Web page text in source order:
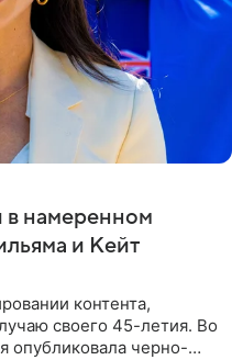
намеренном
и Кейт
контента,
своего 45-летия. Во
опубликовала черно-